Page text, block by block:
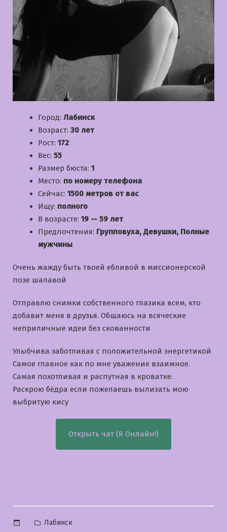
Город: Лабинск
Возраст: 30 лет
Рост: 172
Вес: 55
Размер бюста: 1
Место: по номеру телефона
Сейчас: 1500 метров от вас
Ищу: полного
В возрасте: 19 — 59 лет
Предпочтения: Групповуха, Девушки, Полные
мужчины
Очень жажду быть твоей ебливой в миссионерской
позе шалавой
Отправлю снимки собственного глазика всем, кто
добавит меня в друзья. Общаюсь на всяческие
неприличные идеи без скованности
Улыбчива заботливая с положительной энергетикой
Самое главное как по мне уважение взаимное.
Самая похотливая и распутная в кроватке.
Раскрою бёдра если пожелаешь вылизать мою
выбритую кису
Открыть чат (Я Онлайн!)
Опубликовано
Лабинск